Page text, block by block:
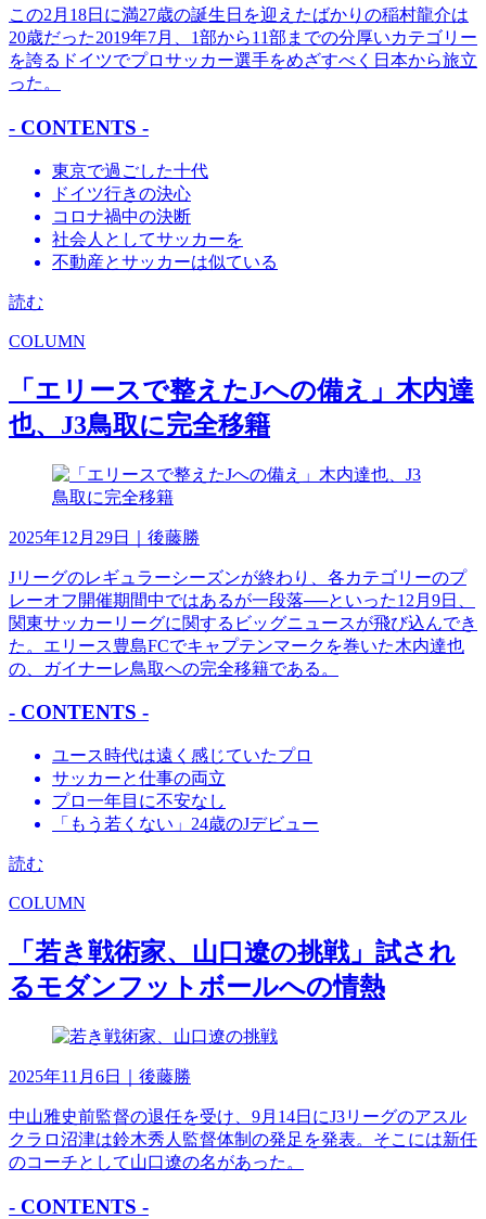
この2月18日に満27歳の誕生日を迎えたばかりの稲村龍介は
20歳だった2019年7月、1部から11部までの分厚いカテゴリー
を誇るドイツでプロサッカー選手をめざすべく日本から旅立
った。
- CONTENTS -
東京で過ごした十代
ドイツ行きの決心
コロナ禍中の決断
社会人としてサッカーを
不動産とサッカーは似ている
読む
COLUMN
「エリースで整えたJへの備え」木内達
也、J3鳥取に完全移籍
2025年12月29日 ｜後藤勝
Jリーグのレギュラーシーズンが終わり、各カテゴリーのプ
レーオフ開催期間中ではあるが一段落──といった12月9日、
関東サッカーリーグに関するビッグニュースが飛び込んでき
た。エリース豊島FCでキャプテンマークを巻いた木内達也
の、ガイナーレ鳥取への完全移籍である。
- CONTENTS -
ユース時代は遠く感じていたプロ
サッカーと仕事の両立
プロ一年目に不安なし
「もう若くない」24歳のJデビュー
読む
COLUMN
「若き戦術家、山口遼の挑戦」試され
るモダンフットボールへの情熱
2025年11月6日 ｜後藤勝
中山雅史前監督の退任を受け、9月14日にJ3リーグのアスル
クラロ沼津は鈴木秀人監督体制の発足を発表。そこには新任
のコーチとして山口遼の名があった。
- CONTENTS -